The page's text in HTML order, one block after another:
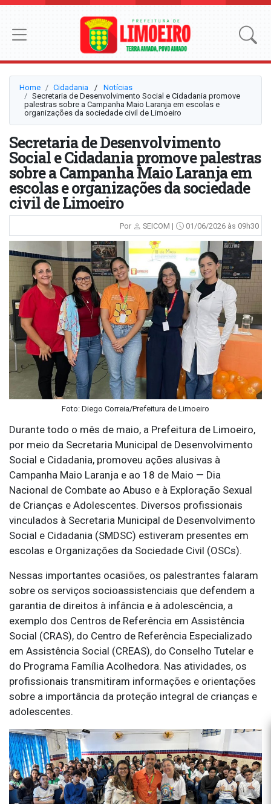
Home Cidadania ⠀/⠀ Notícias
Secretaria de Desenvolvimento Social e Cidadania promove
palestras sobre a Campanha Maio Laranja em escolas e
organizações da sociedade civil de Limoeiro
Secretaria de Desenvolvimento
Social e Cidadania promove palestras
sobre a Campanha Maio Laranja em
escolas e organizações da sociedade
civil de Limoeiro
Por SEICOM | 01/06/2026 às 09h30
Foto: Diego Correia/Prefeitura de Limoeiro
Durante todo o mês de maio, a Prefeitura de Limoeiro,
por meio da Secretaria Municipal de Desenvolvimento
Social e Cidadania, promoveu ações alusivas à
Campanha Maio Laranja e ao 18 de Maio — Dia
Nacional de Combate ao Abuso e à Exploração Sexual
de Crianças e Adolescentes. Diversos profissionais
vinculados à Secretaria Municipal de Desenvolvimento
Social e Cidadania (SMDSC) estiveram presentes em
escolas e Organizações da Sociedade Civil (OSCs).
Nessas importantes ocasiões, os palestrantes falaram
sobre os serviços socioassistenciais que defendem a
garantia de direitos à infância e à adolescência, a
exemplo dos Centros de Referência em Assistência
Social (CRAS), do Centro de Referência Especializado
em Assistência Social (CREAS), do Conselho Tutelar e
do Programa Família Acolhedora. Nas atividades, os
profissionais transmitiram informações e orientações
sobre a importância da proteção integral de crianças e
adolescentes.